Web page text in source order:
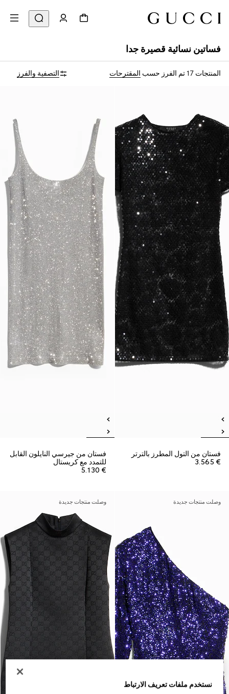
فساتين نسائية قصيرة جدا
المنتجات 17 تم الفرز حسب المقترحات التصفية والفرز
فستان من التول المطرز بالترتر
€ 3.565
فستان من جيرسي النايلون القابل
للتمدد مع كريستال
€ 5.130
وصلت منتجات جديدة وصلت منتجات جديدة
نستخدم ملفات تعريف الارتباط